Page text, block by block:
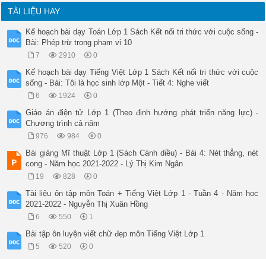
TÀI LIỆU HAY
Kế hoạch bài dạy Toán Lớp 1 Sách Kết nối tri thức với cuộc sống -
Bài: Phép trừ trong phạm vi 10
7 2910 0
Kế hoạch bài dạy Tiếng Việt Lớp 1 Sách Kết nối tri thức với cuộc
sống - Bài: Tôi là học sinh lớp Một - Tiết 4: Nghe viết
6 1924 0
Giáo án điện tử Lớp 1 (Theo định hướng phát triển năng lực) -
Chương trình cả năm
976 984 0
Bài giảng Mĩ thuật Lớp 1 (Sách Cánh diều) - Bài 4: Nét thẳng, nét
cong - Năm học 2021-2022 - Lý Thị Kim Ngân
19 828 0
Tài liệu ôn tập môn Toán + Tiếng Việt Lớp 1 - Tuần 4 - Năm học
2021-2022 - Nguyễn Thị Xuân Hồng
6 550 1
Bài tập ôn luyện viết chữ đẹp môn Tiếng Việt Lớp 1
5 520 0